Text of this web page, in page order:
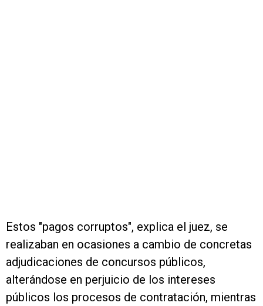
Estos "pagos corruptos", explica el juez, se
realizaban en ocasiones a cambio de concretas
adjudicaciones de concursos públicos,
alterándose en perjuicio de los intereses
públicos los procesos de contratación, mientras